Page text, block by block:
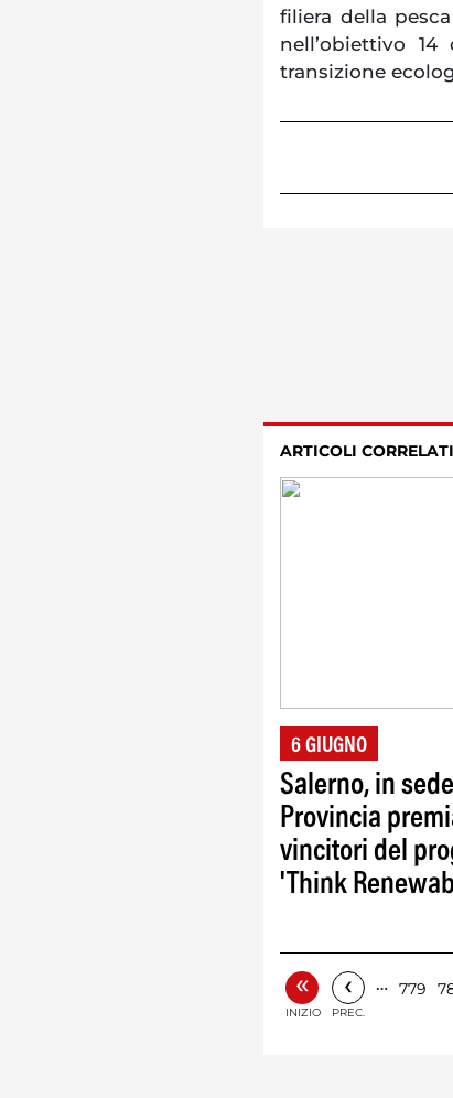
filiera della
nell’obiettivo
transizione
ARTICOLI CORRELATI
6 GIUGNO
Salerno, in sede
Provincia
vincitori del
'Think
«
INIZIO
‹
PREC.
… 779